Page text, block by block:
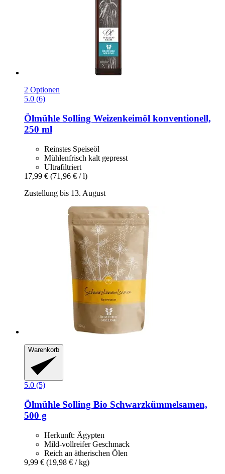
2 Optionen
5.0 (6)
Ölmühle Solling Weizenkeimöl konventionell,
250 ml
Reinstes Speiseöl
Mühlenfrisch kalt gepresst
Ultrafiltriert
17,99 € (71,96 € / l)
Zustellung bis 13. August
Warenkorb
5.0 (5)
Ölmühle Solling Bio Schwarzkümmelsamen,
500 g
Herkunft: Ägypten
Mild-vollreifer Geschmack
Reich an ätherischen Ölen
9,99 € (19,98 € / kg)